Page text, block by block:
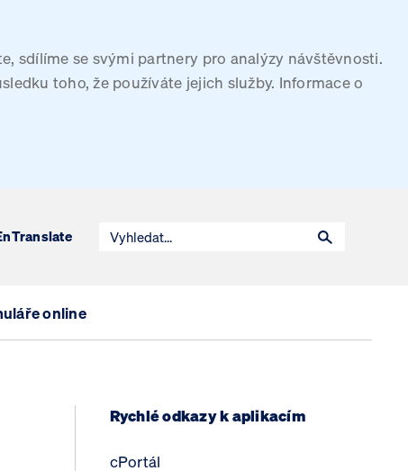
sdílíme se svými partnery pro analýzy návštěvnosti.
toho, že používáte jejich služby. Informace o
Translate
online
Rychlé odkazy k aplikacím
cPortál